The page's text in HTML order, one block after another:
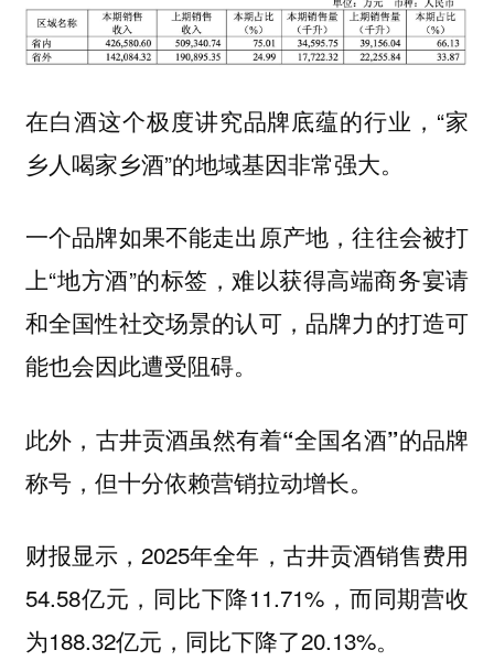
在白酒这个极度讲究品牌底蕴的行业，“家
乡人喝家乡酒”的地域基因非常强大。
一个品牌如果不能走出原产地，往往会被打
上“地方酒”的标签，难以获得高端商务宴请
和全国性社交场景的认可，品牌力的打造可
能也会因此遭受阻碍。
此外，古井贡酒虽然有着“全国名酒”的品牌
称号，但十分依赖营销拉动增长。
财报显示，2025年全年，古井贡酒销售费用
54.58亿元，同比下降11.71%，而同期营收
为188.32亿元，同比下降了20.13%。